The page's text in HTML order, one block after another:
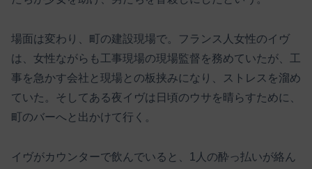
場面は変わり、町の建設現場で。フランス人女性のイヴ
は、女性ながらも工事現場の現場監督を務めていたが、工
事を急かす会社と現場との板挟みになり、ストレスを溜め
ていた。そしてある夜イヴは日頃のウサを晴らすために、
町のバーへと出かけて行く。
イヴがカウンターで飲んでいると、1人の酔っ払いが絡ん